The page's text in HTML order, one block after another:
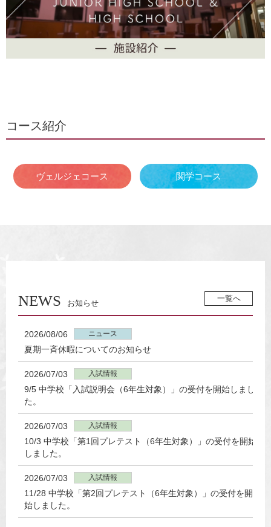
コース紹介
ヴェルジェコース 関学コース
NEWS お知らせ
一覧へ
2026/08/06 ニュース
夏期一斉休暇についてのお知らせ
2026/07/03 入試情報
9/5 中学校「入試説明会（6年生対象）」の受付を開始しまし
た。
2026/07/03 入試情報
10/3 中学校「第1回プレテスト（6年生対象）」の受付を開始
しました。
2026/07/03 入試情報
11/28 中学校「第2回プレテスト（6年生対象）」の受付を開
始しました。